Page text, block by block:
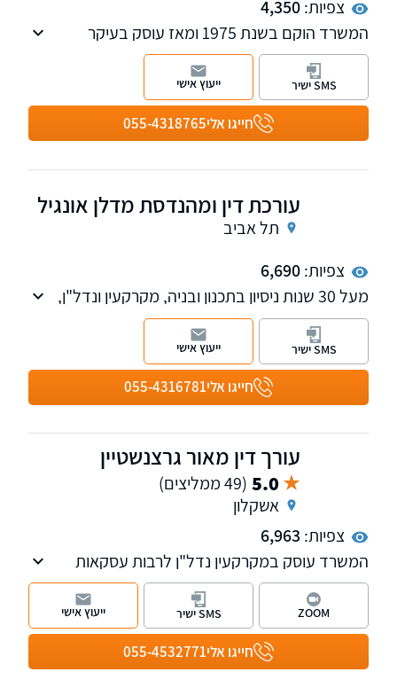
צפיות:4,350
המשרד הוקם בשנת 1975 ומאז עוסק בעיקר
בנדל"ן, מיסוי מקרקעין, תכנון ובניה, ירושה
ועיזבונות, ענייני משפחה, שירותי נוטריון ואזרחות
אירופאית.
חייגו אלי055-4318765
SMS ישיר ייעוץ אישי
עורכת דין ומהנדסת מדלן אונגיל
תל אביב
צפיות:6,690
מעל 30 שנות ניסיון בתכנון ובניה, מקרקעין ונדל"ן,
רשויות, מינהלי.
חייגו אלי055-4316781
SMS ישיר ייעוץ אישי
עורך דין מאור גרצנשטיין
5.0 (49 ממליצים)
אשקלון
צפיות: 6,963
המשרד עוסק במקרקעין נדל"ן לרבות עסקאות
מכר דירה, ליקויי בניה, סכסוכי שכנים וכו'. בנוסף
המשרד עוסק בדיני ירושות וצוואות. עו"ד מאור
גרצנשטיין בוגר תוכנית המצטיינים משפטים וכלכלה
באוניברסיטה העברית בירושלים. המשרד מקבל
לקוחות באשקלון, אשדוד באר שבע ותל אביב.
חייגו אלי055-4532771
ZOOM SMS ישיר ייעוץ אישי